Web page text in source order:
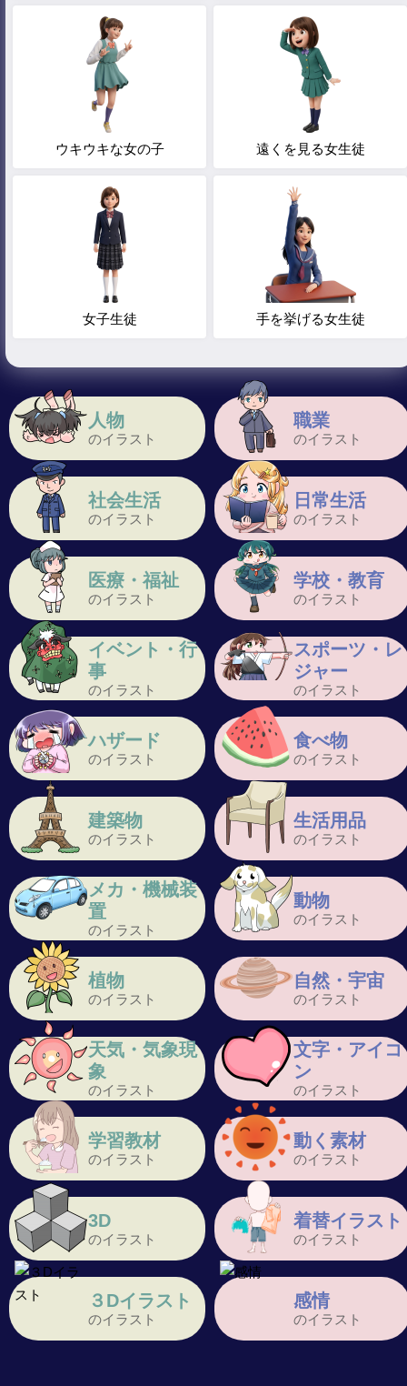
人物
のイラスト
職業
のイラスト
社会生活
のイラスト
日常生活
のイラスト
医療・福祉
のイラスト
学校・教育
のイラスト
イベント・行
事
のイラスト
スポーツ・レ
ジャー
のイラスト
ハザード
のイラスト
食べ物
のイラスト
建築物
のイラスト
生活用品
のイラスト
メカ・機械装
置
のイラスト
動物
のイラスト
植物
のイラスト
自然・宇宙
のイラスト
天気・気象現
象
のイラスト
文字・アイコ
ン
のイラスト
学習教材
のイラスト
動く素材
のイラスト
3D
のイラスト
着替イラスト
のイラスト
３Dイラスト
のイラスト
感情
のイラスト
ウキウキな女の子 遠くを見る女生徒
女子生徒 手を挙げる女生徒